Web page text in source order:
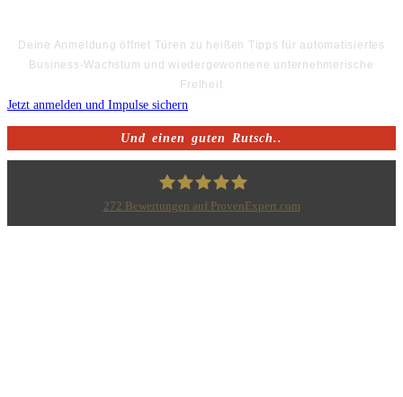
Deine Anmeldung öffnet Türen zu heißen Tipps für automatisiertes
Business-Wachstum und wiedergewonnene unternehmerische
Freiheit
Jetzt anmelden und Impulse sichern
Und einen guten Rutsch..
272 Bewertungen auf ProvenExpert.com